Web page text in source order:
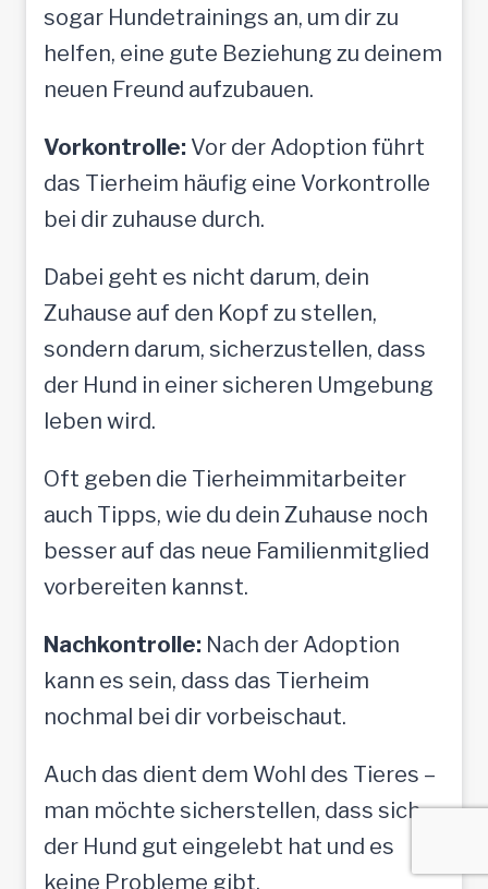
sogar Hundetrainings an, um dir zu
helfen, eine gute Beziehung zu deinem
neuen Freund aufzubauen.
Vorkontrolle: Vor der Adoption führt
das Tierheim häufig eine Vorkontrolle
bei dir zuhause durch.
Dabei geht es nicht darum, dein
Zuhause auf den Kopf zu stellen,
sondern darum, sicherzustellen, dass
der Hund in einer sicheren Umgebung
leben wird.
Oft geben die Tierheimmitarbeiter
auch Tipps, wie du dein Zuhause noch
besser auf das neue Familienmitglied
vorbereiten kannst.
Nachkontrolle: Nach der Adoption
kann es sein, dass das Tierheim
nochmal bei dir vorbeischaut.
Auch das dient dem Wohl des Tieres –
man möchte sicherstellen, dass sich
der Hund gut eingelebt hat und es
keine Probleme gibt.